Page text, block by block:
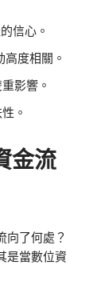
信心。
度相關。
影響。
。
金流
向了何處？
是當數位資